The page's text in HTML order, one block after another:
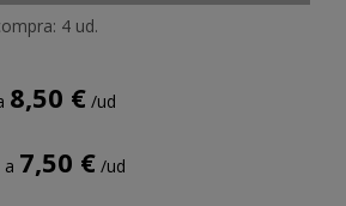
4 ud.
8,50 € /ud
a 7,50 € /ud